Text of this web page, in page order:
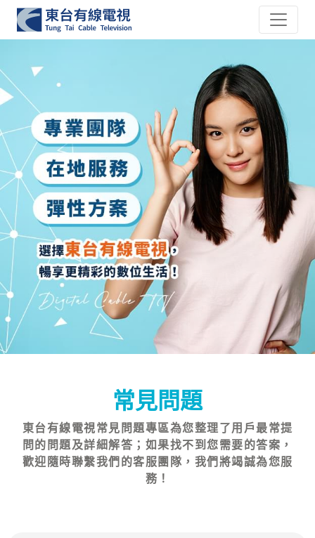
常見問題
東台有線電視常見問題專區為您整理了用戶最常提
問的問題及詳細解答；如果找不到您需要的答案，
歡迎隨時聯繫我們的客服團隊，我們將竭誠為您服
務！